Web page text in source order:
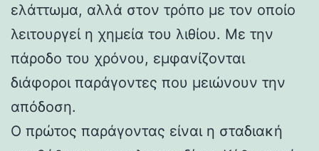
ελάττωμα, αλλά στον τρόπο με τον οποίο
λειτουργεί η χημεία του λιθίου. Με την
πάροδο του χρόνου, εμφανίζονται
διάφοροι παράγοντες που μειώνουν την
απόδοση.
Ο πρώτος παράγοντας είναι η σταδιακή